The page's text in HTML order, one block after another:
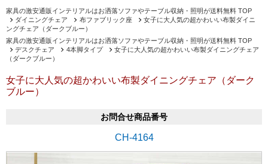
家具の激安通販インテリアルはお洒落ソファやテーブル収納・照明が送料無料 TOP
ダイニングチェア
布ファブリック座
女子に大人気の超かわいい布製ダイニ
ングチェア（ダークブルー）
家具の激安通販インテリアルはお洒落ソファやテーブル収納・照明が送料無料 TOP
デスクチェア
4本脚タイプ
女子に大人気の超かわいい布製ダイニングチェア
（ダークブルー）
女子に大人気の超かわいい布製ダイニングチェア（ダーク
ブルー）
お問合せ商品番号
CH-4164